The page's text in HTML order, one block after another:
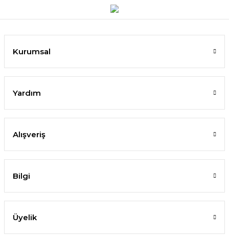
Kurumsal
Yardım
Alışveriş
Bilgi
Üyelik